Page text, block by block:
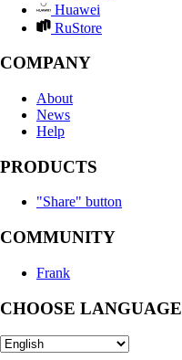
Huawei
RuStore
COMPANY
About
News
Help
PRODUCTS
"Share" button
COMMUNITY
Frank
CHOOSE LANGUAGE